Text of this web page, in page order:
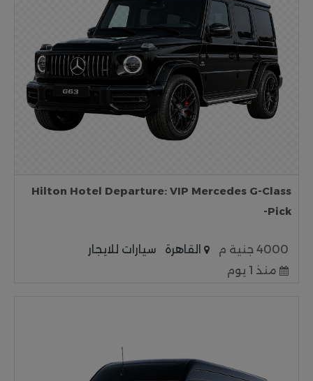
Hilton Hotel Departure: VIP Mercedes G-Class
Pick-
4000 جنية م القاهرة
سيارات للايجار
منذ 1 يوم